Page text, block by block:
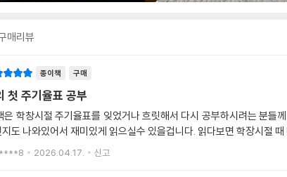
매리뷰
종이책 구매
첫 주기율표 공부
은 학창시절 주기율표를 잊었거나 흐릿해서 다시 공부하시려는 분들
지도 나와있어서 재미있게 읽으실수 있을겁니다. 읽다보면 학장시절
2026.04.17. 신고